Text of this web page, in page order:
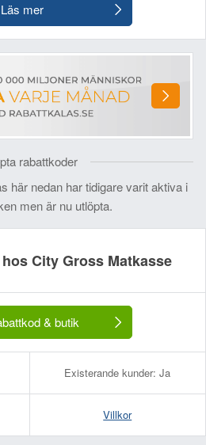
Läs mer
rabattkoder
här nedan har tidigare varit aktiva i
men är nu utlöpta.
City Gross Matkasse
& butik
Existerande kunder: Ja
Villkor